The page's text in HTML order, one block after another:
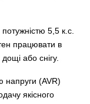
5,5 к.с.
працювати в
або снігу.
напруги (AVR)
якісного